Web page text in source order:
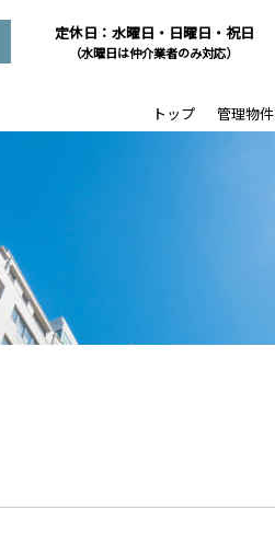
定休日：水曜日・日曜日・祝日
（水曜日は仲介業者のみ対応）
トップ 管理物件